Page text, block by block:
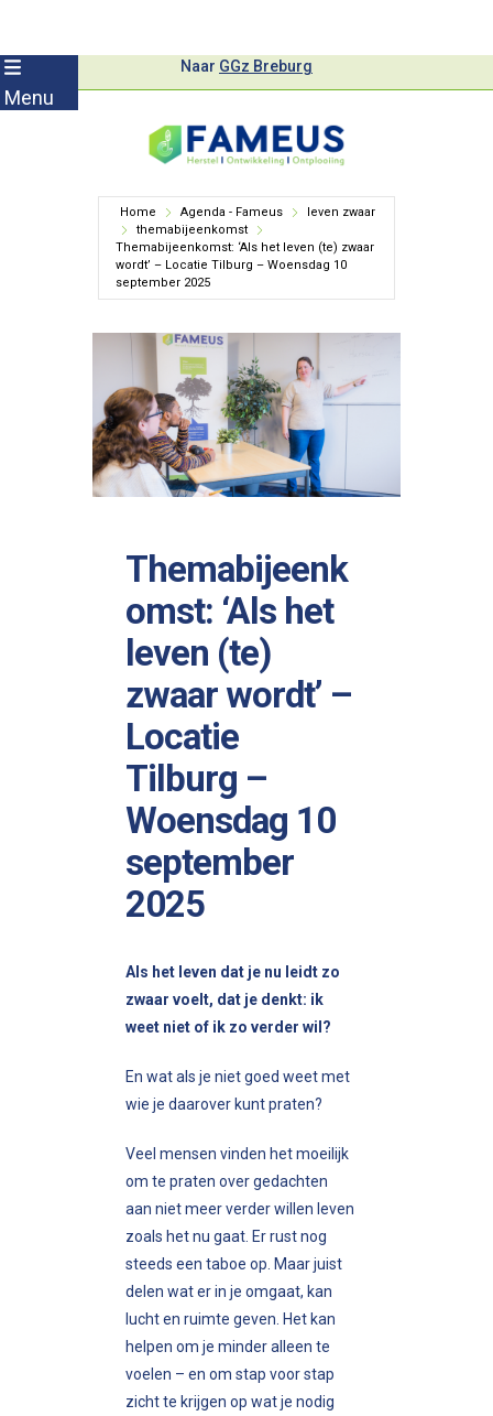
Skip
toMenu
Naar GGz Breburg
Home Agenda - Fameus
leven zwaar
themabijeenkomst
Themabijeenkomst: ‘Als het leven (te) zwaar
wordt’ – Locatie Tilburg – Woensdag 10
september 2025
Themabijeenk
omst: ‘Als het
leven (te)
zwaar wordt’ –
Locatie
Tilburg –
Woensdag 10
september
2025
Als het leven dat je nu leidt zo
zwaar voelt, dat je denkt: ik
weet niet of ik zo verder wil?
En wat als je niet goed weet met
wie je daarover kunt praten?
Veel mensen vinden het moeilijk
om te praten over gedachten
aan niet meer verder willen leven
zoals het nu gaat. Er rust nog
steeds een taboe op. Maar juist
delen wat er in je omgaat, kan
lucht en ruimte geven. Het kan
helpen om je minder alleen te
voelen – en om stap voor stap
zicht te krijgen op wat je nodig